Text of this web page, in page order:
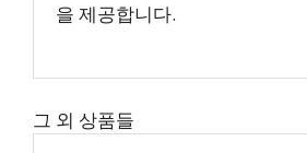
을 제공합니다.
그 외 상품들